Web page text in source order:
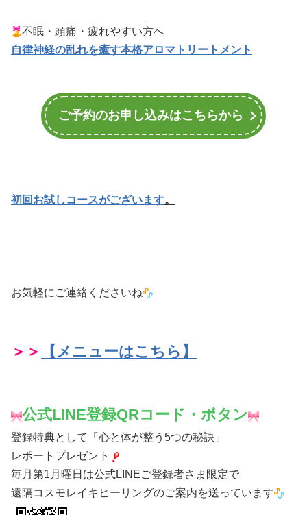
不眠・頭痛・疲れやすい方へ
自律神経の乱れを癒す本格アロマトリートメント
ご予約のお申し込みはこちらから
初回お試しコースがございます。
お気軽にご連絡くださいね
＞＞ 【メニューはこちら】
公式LINE登録QRコード・ボタン
登録特典として「心と体が整う5つの秘訣」
レポートプレゼント
毎月第1月曜日は公式LINEご登録者さま限定で
遠隔コスモレイキヒーリングのご案内を送っています